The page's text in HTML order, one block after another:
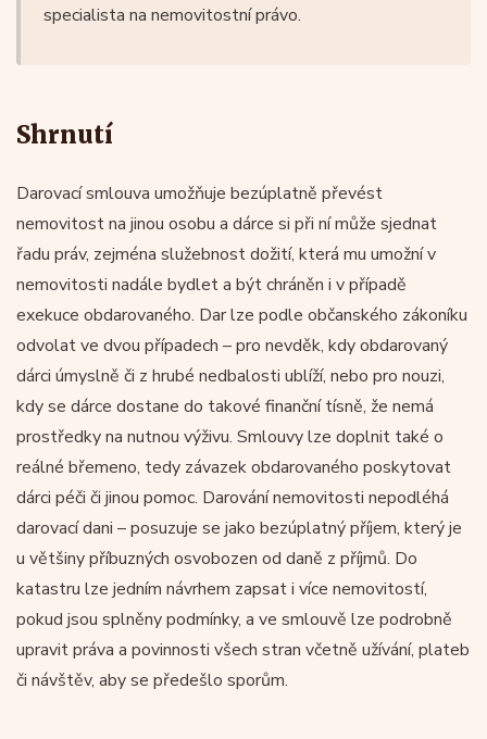
specialista na nemovitostní právo.
Shrnutí
Darovací smlouva umožňuje bezúplatně převést
nemovitost na jinou osobu a dárce si při ní může sjednat
řadu práv, zejména služebnost dožití, která mu umožní v
nemovitosti nadále bydlet a být chráněn i v případě
exekuce obdarovaného. Dar lze podle občanského zákoníku
odvolat ve dvou případech – pro nevděk, kdy obdarovaný
dárci úmyslně či z hrubé nedbalosti ublíží, nebo pro nouzi,
kdy se dárce dostane do takové finanční tísně, že nemá
prostředky na nutnou výživu. Smlouvy lze doplnit také o
reálné břemeno, tedy závazek obdarovaného poskytovat
dárci péči či jinou pomoc. Darování nemovitosti nepodléhá
darovací dani – posuzuje se jako bezúplatný příjem, který je
u většiny příbuzných osvobozen od daně z příjmů. Do
katastru lze jedním návrhem zapsat i více nemovitostí,
pokud jsou splněny podmínky, a ve smlouvě lze podrobně
upravit práva a povinnosti všech stran včetně užívání, plateb
či návštěv, aby se předešlo sporům.